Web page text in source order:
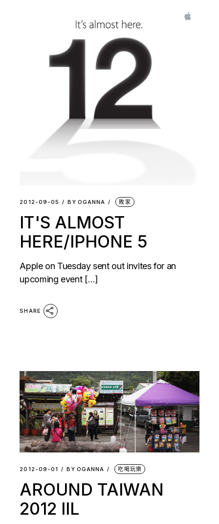
2012-09-05 BY OGANNA 敗家
IT'S ALMOST
HERE/IPHONE 5
Apple on Tuesday sent out invites for an
upcoming event […]
SHARE
2012-09-01 BY OGANNA 吃喝玩樂
AROUND TAIWAN
2012 IIL